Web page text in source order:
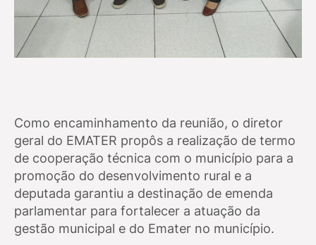
Como encaminhamento da reunião, o diretor
geral do EMATER propôs a realização de termo
de cooperação técnica com o município para a
promoção do desenvolvimento rural e a
deputada garantiu a destinação de emenda
parlamentar para fortalecer a atuação da
gestão municipal e do Emater no município.